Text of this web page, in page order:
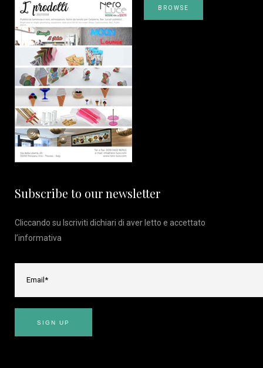
BROWSE
Subscribe to our newsletter
Cliccando su Iscriviti dichiari di aver letto e accettato
l’informativa